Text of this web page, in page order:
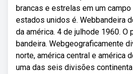
brancas e estrelas em um
estados unidos é. Webbandeira
da américa. 4 de julhode 1960. O
bandeira. Webgeograficamente
norte, américa central e américa
uma das seis divisões